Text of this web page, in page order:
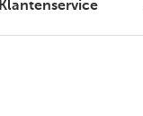
Klantenservice